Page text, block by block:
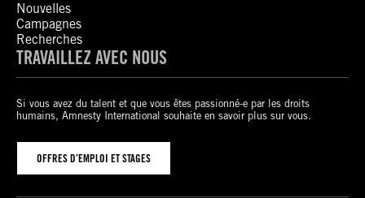
Nouvelles
Campagnes
Recherches
TRAVAILLEZ AVEC NOUS
Si vous avez du talent et que vous êtes passionné-e par les droits
humains, Amnesty International souhaite en savoir plus sur vous.
OFFRES D’EMPLOI ET STAGES